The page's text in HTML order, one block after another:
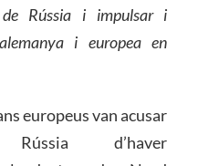
de Rússia i impulsar i
i europea en
europeus van acusar
Rússia d’haver